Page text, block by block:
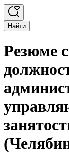
Найти
Резюме